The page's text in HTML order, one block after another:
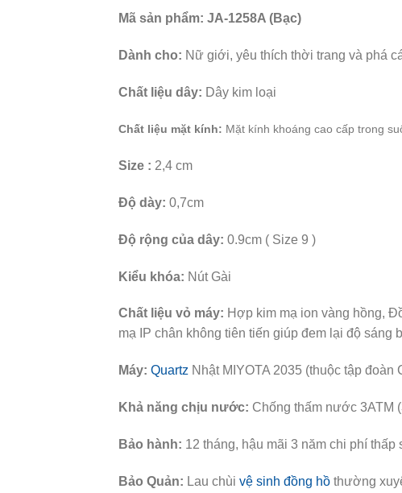
Mã sản phẩm: JA-1258A (Bạc)
Dành cho: Nữ giới, yêu thích thời trang và phá
Chất liệu dây: Dây kim loại
Chất liệu mặt kính: Mặt kính khoáng cao cấp trong
Size : 2,4 cm
Độ dày: 0,7cm
Độ rộng của dây: 0.9cm ( Size 9 )
Kiểu khóa: Nút Gài
Chất liệu vỏ máy: Hợp kim mạ ion vàng hồng,
mạ IP chân không tiên tiến giúp đem lại độ sáng
Máy: Quartz Nhật MIYOTA 2035 (thuộc tập đoàn
Khả năng chịu nước: Chống thấm nước 3ATM
Bảo hành: 12 tháng, hậu mãi 3 năm chi phí thấp
Bảo Quản: Lau chùi vệ sinh đồng hồ thường